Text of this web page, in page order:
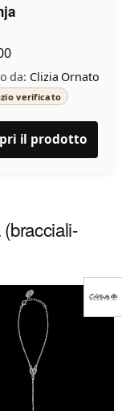
da: Clizia Ornato
verificato
il prodotto
(bracciali-